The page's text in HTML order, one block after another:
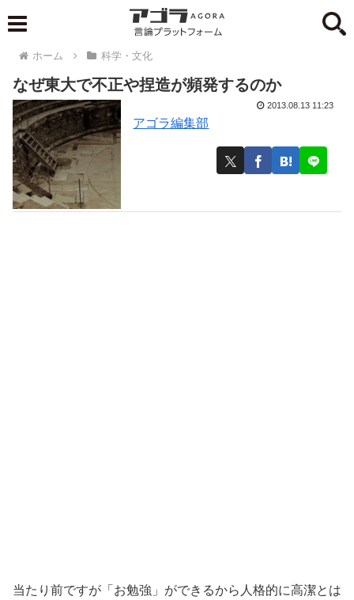
ホーム 科学・文化
なぜ東大で不正や捏造が頻発するのか
アゴラ編集部
2013.08.13 11:23
当たり前ですが「お勉強」ができるから人格的に高潔とは